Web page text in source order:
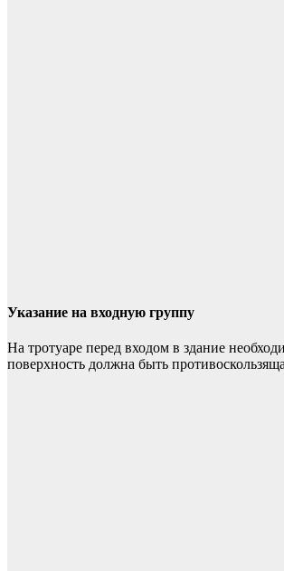
Указание на входную группу
На тротуаре перед входом в здание
поверхность должна быть